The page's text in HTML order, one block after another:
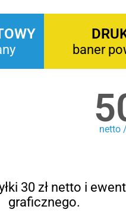
baner
netto
30 zł netto i
graficznego.